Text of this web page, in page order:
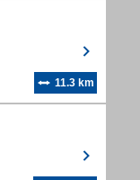
11.3 km